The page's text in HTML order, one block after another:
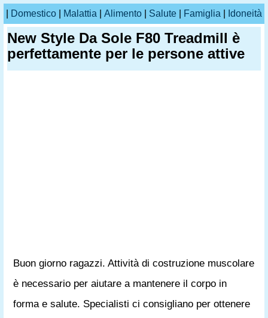
Domestico Malattia Alimento Salute Famiglia Idoneità
New Style Da Sole F80 Treadmill è
perfettamente per le persone attive
Buon giorno ragazzi. Attività di costruzione muscolare
è necessario per aiutare a mantenere il corpo in
forma e salute. Specialisti ci consigliano per ottenere